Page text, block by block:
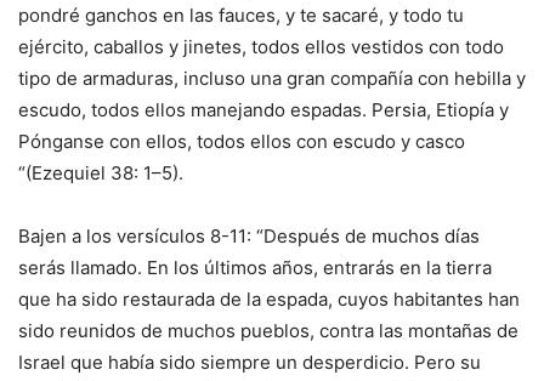
pondré ganchos en las fauces, y te sacaré, y todo tu
ejército, caballos y jinetes, todos ellos vestidos con todo
tipo de armaduras, incluso una gran compañía con hebilla y
escudo, todos ellos manejando espadas. Persia, Etiopía y
Pónganse con ellos, todos ellos con escudo y casco
“(Ezequiel 38: 1–5).
Bajen a los versículos 8-11: “Después de muchos días
serás llamado. En los últimos años, entrarás en la tierra
que ha sido restaurada de la espada, cuyos habitantes han
sido reunidos de muchos pueblos, contra las montañas de
Israel que había sido siempre un desperdicio. Pero su